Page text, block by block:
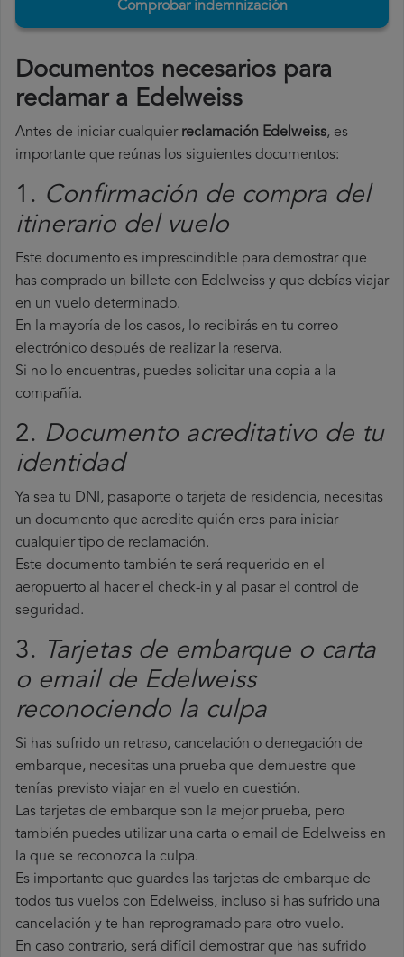
Comprobar indemnización
Documentos necesarios para
reclamar a Edelweiss
Antes de iniciar cualquier reclamación Edelweiss, es
importante que reúnas los siguientes documentos:
1. Confirmación de compra del
itinerario del vuelo
Este documento es imprescindible para demostrar que
has comprado un billete con Edelweiss y que debías viajar
en un vuelo determinado.
En la mayoría de los casos, lo recibirás en tu correo
electrónico después de realizar la reserva.
Si no lo encuentras, puedes solicitar una copia a la
compañía.
2. Documento acreditativo de tu
identidad
Ya sea tu DNI, pasaporte o tarjeta de residencia, necesitas
un documento que acredite quién eres para iniciar
cualquier tipo de reclamación.
Este documento también te será requerido en el
aeropuerto al hacer el check-in y al pasar el control de
seguridad.
3.
Tarjetas de embarque o carta
o email de Edelweiss
reconociendo la culpa
Si has sufrido un retraso, cancelación o denegación de
embarque, necesitas una prueba que demuestre que
tenías previsto viajar en el vuelo en cuestión.
Las tarjetas de embarque son la mejor prueba, pero
también puedes utilizar una carta o email de Edelweiss en
la que se reconozca la culpa.
Es importante que guardes las tarjetas de embarque de
todos tus vuelos con Edelweiss, incluso si has sufrido una
cancelación y te han reprogramado para otro vuelo.
En caso contrario, será difícil demostrar que has sufrido